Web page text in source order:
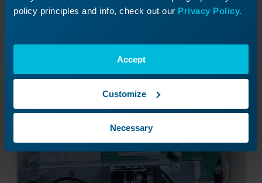
policy principles and info, check out our Privacy Policy.
Accept
Customize
Necessary
trasera de la máquina.